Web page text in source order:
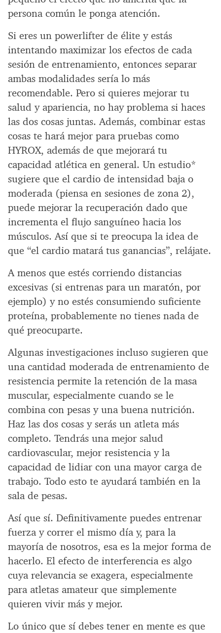
persona común le ponga atención.
Si eres un powerlifter de élite y estás
intentando maximizar los efectos de cada
sesión de entrenamiento, entonces separar
ambas modalidades sería lo más
recomendable. Pero si quieres mejorar tu
salud y apariencia, no hay problema si haces
las dos cosas juntas. Además, combinar estas
cosas te hará mejor para pruebas como
HYROX, además de que mejorará tu
capacidad atlética en general. Un estudio*
sugiere que el cardio de intensidad baja o
moderada (piensa en sesiones de zona 2),
puede mejorar la recuperación dado que
incrementa el flujo sanguíneo hacia los
músculos. Así que si te preocupa la idea de
que “el cardio matará tus ganancias”, relájate.
A menos que estés corriendo distancias
excesivas (si entrenas para un maratón, por
ejemplo) y no estés consumiendo suficiente
proteína, probablemente no tienes nada de
qué preocuparte.
Algunas investigaciones incluso sugieren que
una cantidad moderada de entrenamiento de
resistencia permite la retención de la masa
muscular, especialmente cuando se le
combina con pesas y una buena nutrición.
Haz las dos cosas y serás un atleta más
completo. Tendrás una mejor salud
cardiovascular, mejor resistencia y la
capacidad de lidiar con una mayor carga de
trabajo. Todo esto te ayudará también en la
sala de pesas.
Así que sí. Definitivamente puedes entrenar
fuerza y correr el mismo día y, para la
mayoría de nosotros, esa es la mejor forma de
hacerlo. El efecto de interferencia es algo
cuya relevancia se exagera, especialmente
para atletas amateur que simplemente
quieren vivir más y mejor.
Lo único que sí debes tener en mente es que